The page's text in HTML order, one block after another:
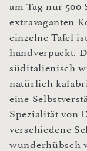
am Tag nur 500
extravaganten
einzelne Tafel
handverpackt.
süditalienisch
natürlich
eine
Spezialität von
verschiedene
wunderhübsch